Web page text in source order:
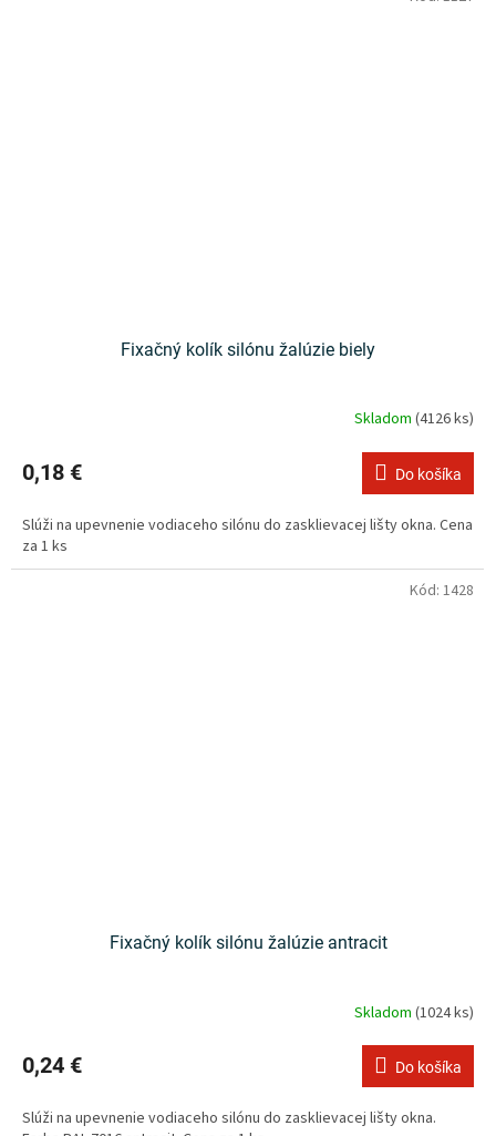
Fixačný kolík silónu žalúzie biely
Skladom (4126 ks)
0,18 € Do košíka
Slúži na upevnenie vodiaceho silónu do zasklievacej lišty okna. Cena
za 1 ks
Fixačný kolík silónu žalúzie antracit
Skladom (1024 ks)
0,24 € Do košíka
Slúži na upevnenie vodiaceho silónu do zasklievacej lišty okna.
Kód: 1428